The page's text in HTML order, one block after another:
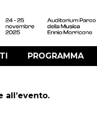
PROGRAMMA
all’evento.